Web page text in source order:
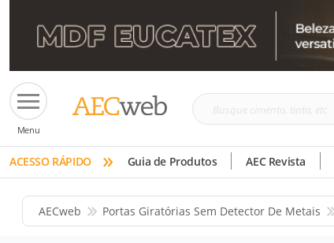
Menu
Busque
tinta,
etc
ACESSO RÁPIDO » Guia de Produtos AEC Revista
AECweb Portas Giratórias Sem Detector De Metais